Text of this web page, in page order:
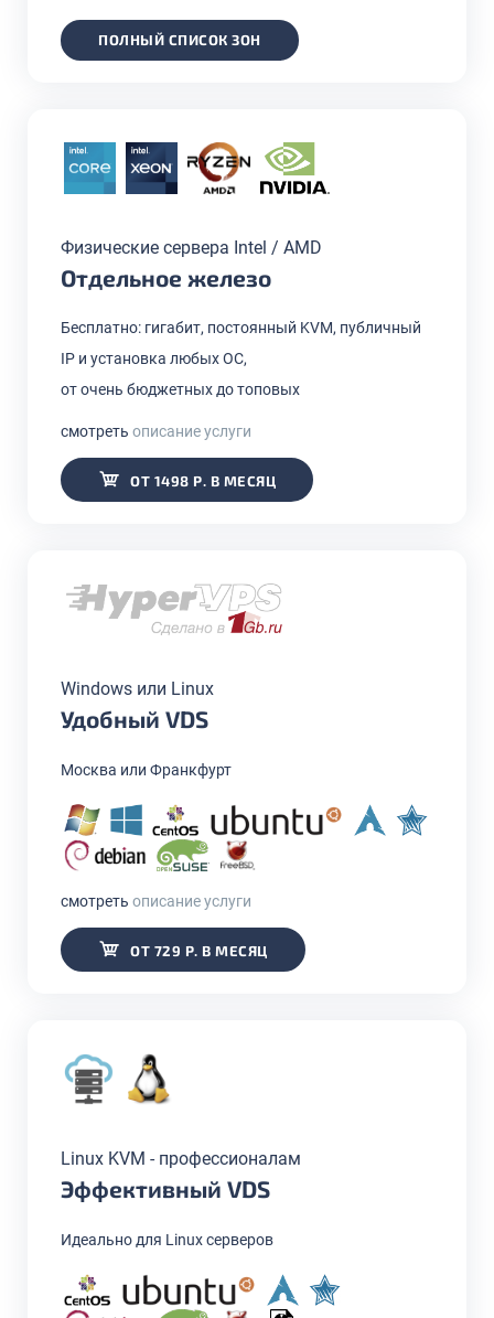
ПОЛНЫЙ СПИСОК ЗОН
Физические сервера Intel / AMD
Отдельное железо
Бесплатно: гигабит, постоянный KVM, публичный
IP и установка любых ОС,
от очень бюджетных до топовых
смотреть описание услуги
ОТ 1498 Р. В МЕСЯЦ
Windows или Linux
Удобный VDS
Москва или Франкфурт
смотреть описание услуги
ОТ 729 Р. В МЕСЯЦ
Linux KVM - профессионалам
Эффективный VDS
Идеально для Linux серверов